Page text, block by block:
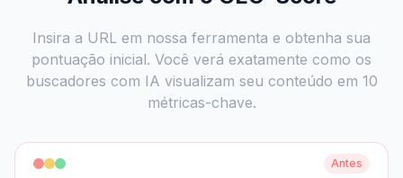
Insira a URL em nossa ferramenta e obtenha sua
pontuação inicial. Você verá exatamente como os
buscadores com IA visualizam seu conteúdo em 10
métricas-chave.
Antes